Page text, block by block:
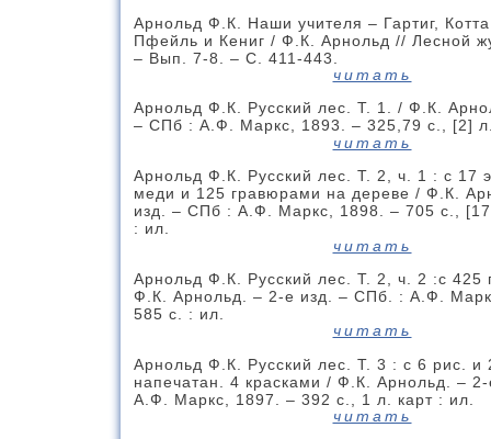
Арнольд Ф.К. Наши учителя – Гартиг,
Пфейль и Кениг / Ф.К. Арнольд // Лесной
– Вып. 7-8. – С. 411-443.
читать
Арнольд Ф.К. Русский лес. Т. 1. / Ф.К.
– СПб : А.Ф. Маркс, 1893. – 325,79 с., [2]
читать
Арнольд Ф.К. Русский лес. Т. 2, ч. 1 : с 17
меди и 125 гравюрами на дереве / Ф.К.
изд. – СПб : А.Ф. Маркс, 1898. – 705 с.,
: ил.
читать
Арнольд Ф.К. Русский лес. Т. 2, ч. 2 :с 425
Ф.К. Арнольд. – 2-е изд. – СПб. : А.Ф.
585 с. : ил.
читать
Арнольд Ф.К. Русский лес. Т. 3 : с 6 рис. и
напечатан. 4 красками / Ф.К. Арнольд. –
А.Ф. Маркс, 1897. – 392 с., 1 л. карт : ил.
читать